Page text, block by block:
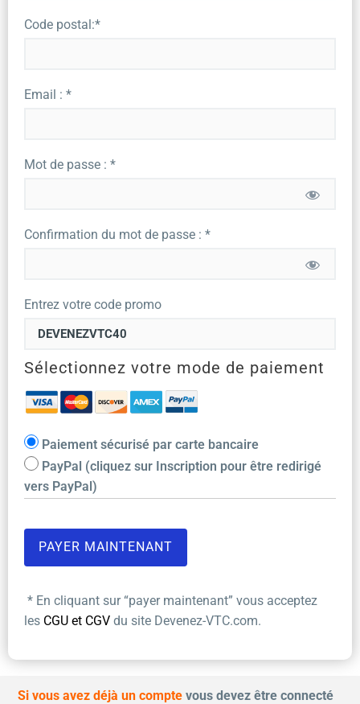
Code postal:*
Email : *
Mot de passe : *
Confirmation du mot de passe : *
Entrez votre code promo
Sélectionnez votre mode de paiement
Paiement sécurisé par carte bancaire
PayPal (cliquez sur Inscription pour être redirigé
vers PayPal)
* En cliquant sur “payer maintenant” vous acceptez
les CGU et CGV du site Devenez-VTC.com.
Si vous avez déjà un compte vous devez être connecté